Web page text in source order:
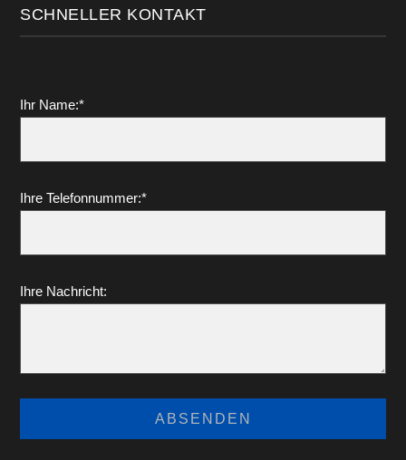
SCHNELLER KONTAKT
Ihr Name:*
Ihre Telefonnummer:*
Ihre Nachricht: